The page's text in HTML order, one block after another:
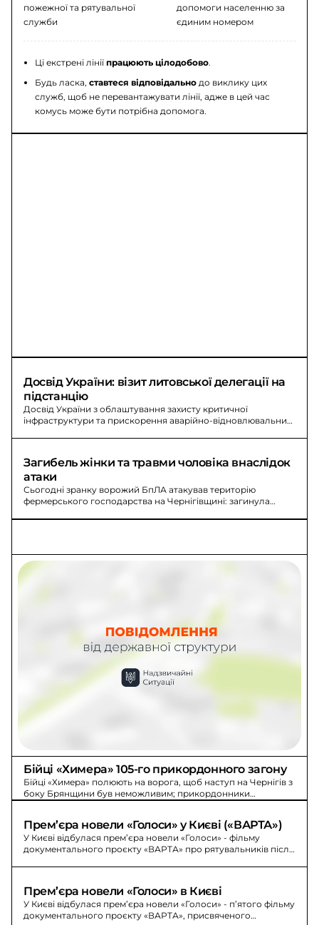
пожежної та рятувальної
служби
допомоги населенню за
єдиним номером
Ці екстрені лініїпрацюють цілодобово.
Будь ласка,ставтеся відповідально до виклику цих
служб, щоб не перевантажувати лінії, адже в цей час
комусь може бути потрібна допомога.
Досвід України: візит литовської делегації на
підстанцію
Досвід України з облаштування захисту критичної
інфраструктури та прискорення аварійно-відновлювальних
Загибель жінки та травми чоловіка внаслідок
атаки
Сьогодні зранку ворожий БпЛА атакував територію
фермерського господарства на Чернігівщині: загинула
Бійці «Химера» 105-го прикордонного загону
Бійці «Химера» полюють на ворога, щоб наступ на Чернігів з
боку Брянщини був неможливим; прикордонники
знищують місця зосередження й укриття.
Прем’єра новели «Голоси» у Києві («ВАРТА»)
У Києві відбулася прем’єра новели «Голоси» - фільму
документального проєкту «ВАРТА» про рятувальників після
Прем’єра новели «Голоси» в Києві
У Києві відбулася прем’єра новели «Голоси» - п’ятого фільму
документального проєкту «ВАРТА», присвяченого